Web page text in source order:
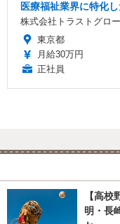
医療福祉業界に特化
株式会社トラストグロ
東京都
月給30万円
正社員
【高
明・長